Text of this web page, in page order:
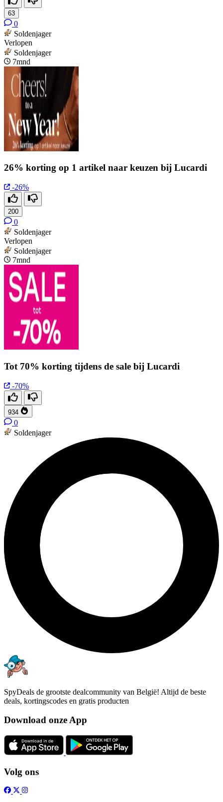
63
0
Soldenjager
Verlopen
Soldenjager
7mnd
26% korting op 1 artikel naar keuzen bij Lucardi
-26%
200
0
Soldenjager
Verlopen
Soldenjager
7mnd
Tot 70% korting tijdens de sale bij Lucardi
-70%
934
0
Soldenjager
SpyDeals de grootste dealcommunity van België! Altijd de beste
deals, kortingscodes en gratis producten
Download onze App
Volg ons